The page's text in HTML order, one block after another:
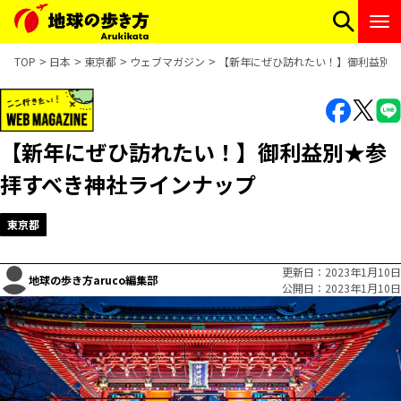
TOP 日本 東京都 ウェブマガジン 【新年にぜひ訪れたい！】御利益
【新年にぜひ訪れたい！】御利益別★参
拝すべき神社ラインナップ
東京都
地球の歩き方aruco編集部
更新日
2023年1月10日
公開日
2023年1月10日